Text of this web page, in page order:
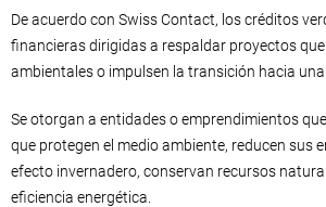
De acuerdo con Swiss Contact, los créditos
financieras dirigidas a respaldar proyectos
ambientales o impulsen la transición hacia
Se otorgan a entidades o emprendimientos
que protegen el medio ambiente, reducen sus
efecto invernadero, conservan recursos
eficiencia energética.